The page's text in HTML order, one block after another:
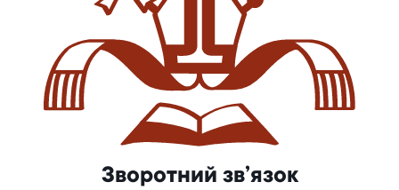
Зворотний зв’язок